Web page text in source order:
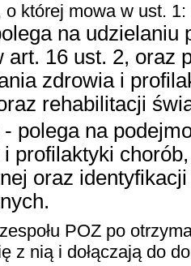
o której mowa w ust. 1:
na udzielaniu
art. 16 ust. 2, oraz
zdrowia i
rehabilitacji
polega na
profilaktyki
oraz
POZ po
z nią i dołączają do